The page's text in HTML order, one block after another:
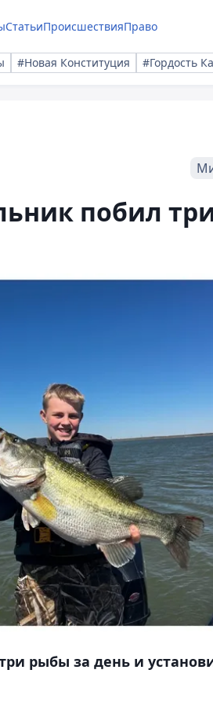
СтатьиПроисшествияПраво
#Новая Конституция #Гордость
побил
рыбы за день и